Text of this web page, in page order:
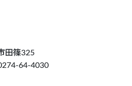
田篠325
64-4030